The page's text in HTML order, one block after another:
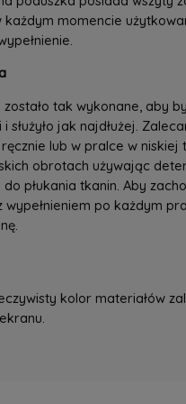
każdym momencie
tak wykonane, aby
służyło jak najdłużej.
lub w pralce w
obrotach używając
do płukania tkanin. Aby
wypełnieniem po każdym
kolor materiałów